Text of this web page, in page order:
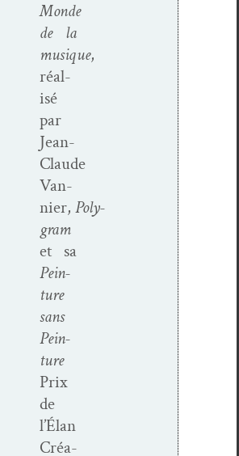
Monde
de la
musique,
réal­
isé
par
Jean-
Claude
Van­
nier, Poly­
gram
et sa
Pein­
ture
sans
Pein­
ture
Prix
de
l’Élan
Créa­